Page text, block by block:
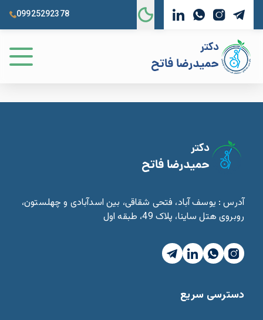
09925292378
آدرس : یوسف آباد، فتحی شقاقی، بین اسدآبادی و چهلستون،
روبروی هتل ساینا، پلاک 49، طبقه اول
دسترسی سریع